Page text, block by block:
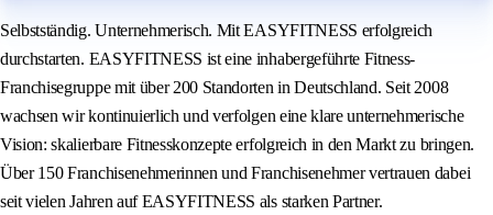
Selbstständig. Unternehmerisch. Mit EASYFITNESS erfolgreich
durchstarten. EASYFITNESS ist eine inhabergeführte Fitness-
Franchisegruppe mit über 200 Standorten in Deutschland. Seit 2008
wachsen wir kontinuierlich und verfolgen eine klare unternehmerische
Vision: skalierbare Fitnesskonzepte erfolgreich in den Markt zu bringen.
Über 150 Franchisenehmerinnen und Franchisenehmer vertrauen dabei
seit vielen Jahren auf EASYFITNESS als starken Partner.